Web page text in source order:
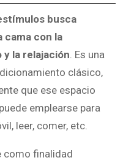
busca
cama con la
la relajación. Es una
clásico,
que ese espacio
emplearse para
leer, comer, etc.
como finalidad